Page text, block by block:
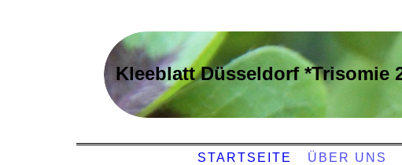
Kleeblatt Düsseldorf *Trisomie
STARTSEITE ÜBER UNS